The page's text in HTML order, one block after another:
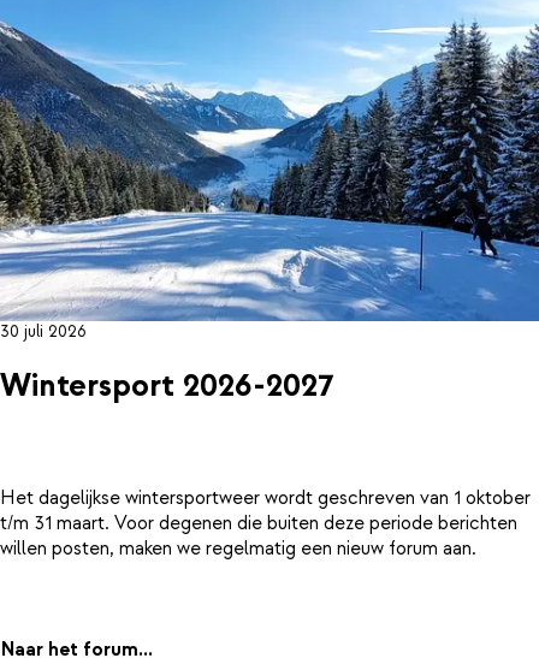
30 juli 2026
Wintersport 2026-2027
Het dagelijkse wintersportweer wordt geschreven van 1 oktober
t/m 31 maart. Voor degenen die buiten deze periode berichten
willen posten, maken we regelmatig een nieuw forum aan.
Naar het forum...